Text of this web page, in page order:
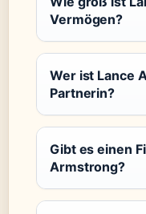
Vermögen?
Wer ist Lance
Partnerin?
Gibt es einen
Armstrong?